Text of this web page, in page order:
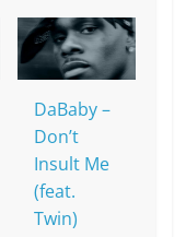
DaBaby –
Don’t
Insult Me
(feat.
Twin)